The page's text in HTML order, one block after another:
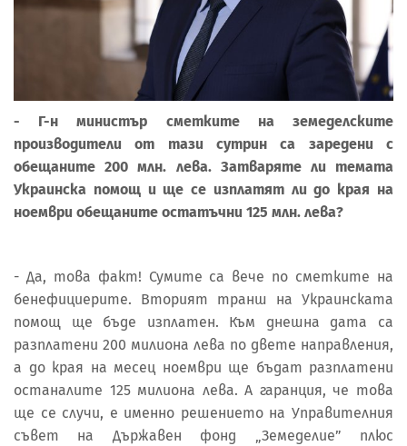
- Г-н министър сметките на земеделските
производители от тази сутрин са заредени с
обещаните 200 млн. лева. Затваряте ли темата
Украинска помощ и ще се изплатят ли до края на
ноември обещаните остатъчни 125 млн. лева?
- Да, това факт! Сумите са вече по сметките на
бенефициерите. Вторият транш на Украинската
помощ ще бъде изплатен. Към днешна дата са
разплатени 200 милиона лева по двете направления,
а до края на месец ноември ще бъдат разплатени
останалите 125 милиона лева. А гаранция, че това
ще се случи, е именно решението на Управителния
съвет на Държавен фонд „Земеделие” плюс